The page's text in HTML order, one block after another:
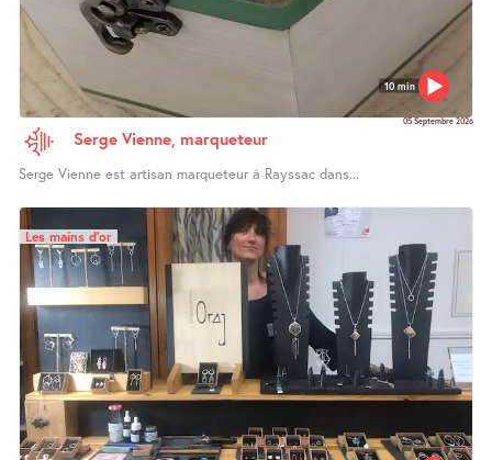
10 min
05 Septembre 2026
Serge Vienne, marqueteur
Serge Vienne est artisan marqueteur à Rayssac dans...
Les mains d’or